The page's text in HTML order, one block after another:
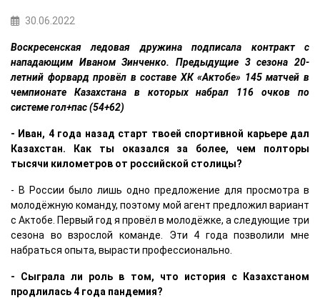
30.06.2022
Воскресенская ледовая дружина подписала контракт с
нападающим Иваном Зинченко. Предыдущие 3 сезона 20-
летний форвард провёл в составе ХК «Актобе» 145 матчей в
чемпионате Казахстана в которых набрал 116 очков по
системе гол+пас (54+62)
- Иван, 4 года назад старт твоей спортивной карьере дал
Казахстан. Как ты оказался за более, чем полторы
тысячи километров от российской столицы?
- В России было лишь одно предложение для просмотра в
молодёжную команду, поэтому мой агент предложил вариант
с Актобе. Первый год я провёл в молодёжке, а следующие три
сезона во взрослой команде. Эти 4 года позволили мне
набраться опыта, вырасти профессионально.
- Сыграла ли роль в том, что история с Казахстаном
продлилась 4 года пандемия?